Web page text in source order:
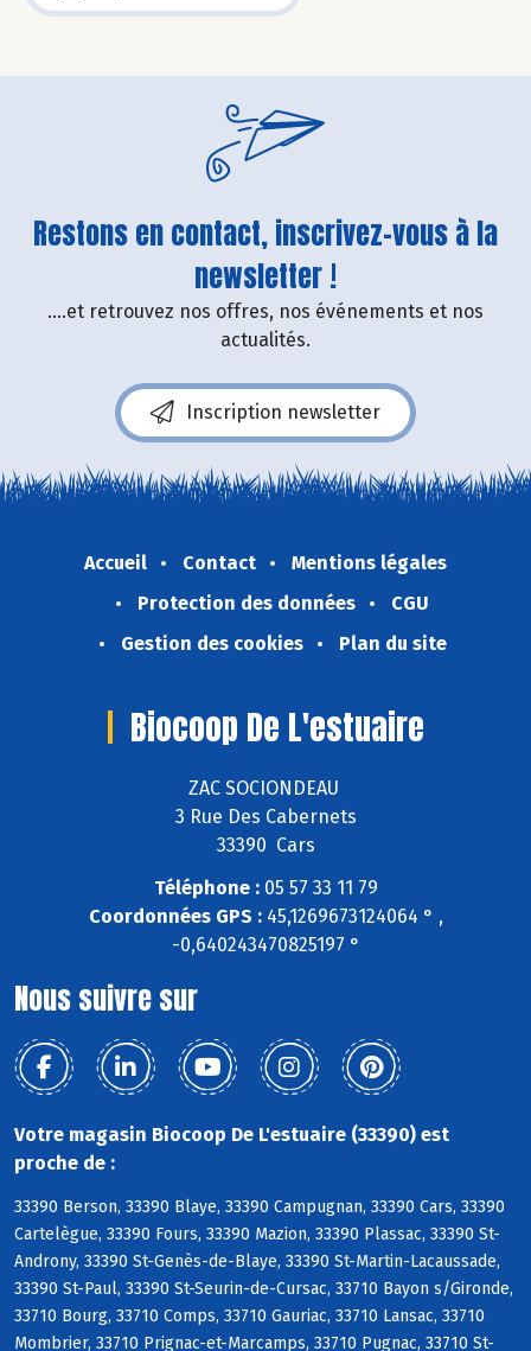
Restons en contact, inscrivez-vous à la
newsletter !
....et retrouvez nos offres, nos événements et nos
actualités.
Inscription newsletter
Accueil Contact
Mentions légales
Protection des données
CGU
Gestion des cookies
Plan du site
Biocoop De L'estuaire
ZAC SOCIONDEAU
3 Rue Des Cabernets
33390 Cars
Téléphone :05 57 33 11 79
Coordonnées GPS :45,1269673124064 ° ,
-0,640243470825197 °
Nous suivre sur
Votre magasin Biocoop De L'estuaire (33390) est
proche de :
33390 Berson, 33390 Blaye, 33390 Campugnan, 33390 Cars, 33390
Cartelègue, 33390 Fours, 33390 Mazion, 33390 Plassac, 33390 St-
Androny, 33390 St-Genès-de-Blaye, 33390 St-Martin-Lacaussade,
33390 St-Paul, 33390 St-Seurin-de-Cursac, 33710 Bayon s/Gironde,
33710 Bourg, 33710 Comps, 33710 Gauriac, 33710 Lansac, 33710
Mombrier, 33710 Prignac-et-Marcamps, 33710 Pugnac, 33710 St-